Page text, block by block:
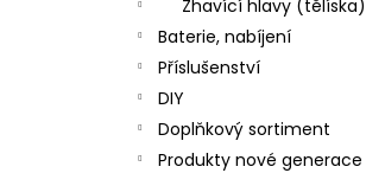
Žhavící hlavy (tělíska)
Baterie, nabíjení
Příslušenství
DIY
Doplňkový sortiment
Produkty nové generace